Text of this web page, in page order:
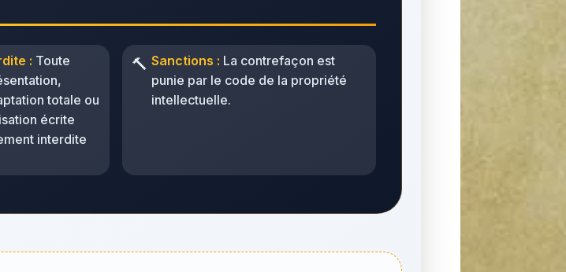
: Toute
totale ou
écrite
interdite
🔨 Sanctions : La contrefaçon est
punie par le code de la propriété
intellectuelle.